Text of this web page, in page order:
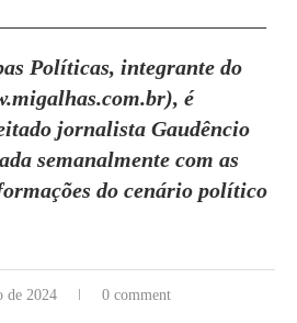
Políticas, integrante do
é
jornalista Gaudêncio
semanalmente com as
do cenário político
de 2024 0 comment